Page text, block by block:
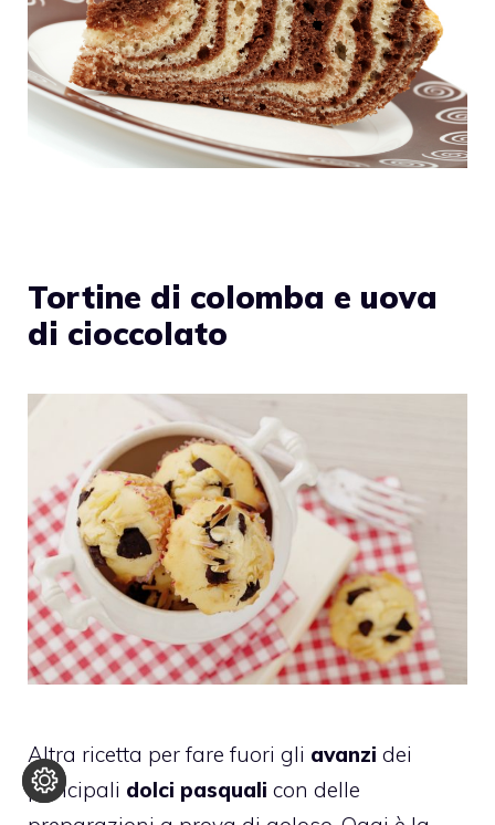
Tortine di colomba e uova
di cioccolato
Altra ricetta per fare fuori gli avanzi dei
principali dolci pasquali con delle